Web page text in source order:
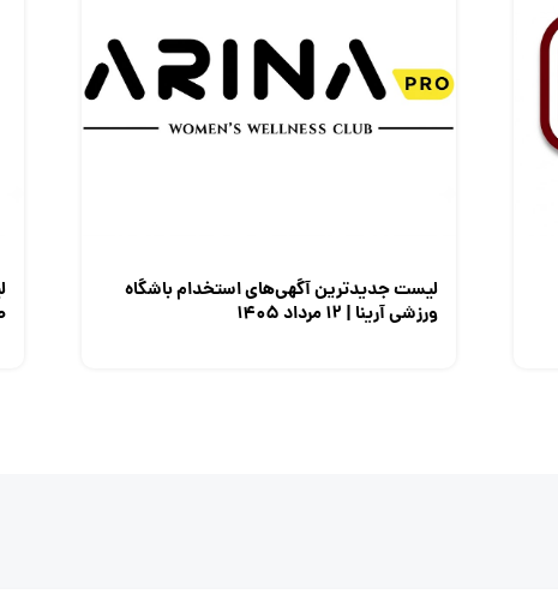
لیست جدیدترین آگهی‌های استخدام باشگاه
ورزشی آرینا | ۱۲ مرداد ۱۴۰۵